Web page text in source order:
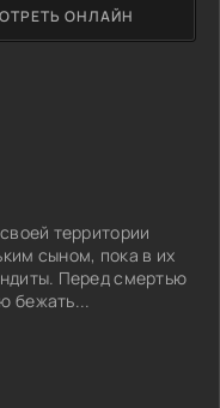
территории
сыном, пока в их
Перед смертью
бежать...
ОНЛАЙН